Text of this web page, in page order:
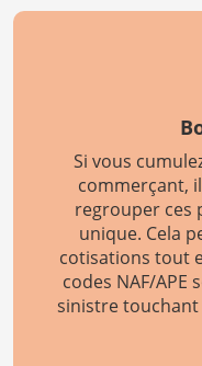
Si vous
commerçant,
regrouper ces
unique. Cela
cotisations tout
codes NAF/APE
sinistre